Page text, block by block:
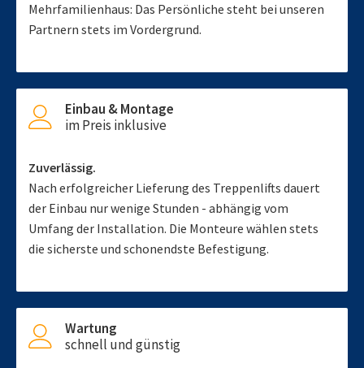
Mehrfamilienhaus: Das Persönliche steht bei unseren
Partnern stets im Vordergrund.
Einbau & Montage
im Preis inklusive
Zuverlässig.
Nach erfolgreicher Lieferung des Treppenlifts dauert
der Einbau nur wenige Stunden - abhängig vom
Umfang der Installation. Die Monteure wählen stets
die sicherste und schonendste Befestigung.
Wartung
schnell und günstig